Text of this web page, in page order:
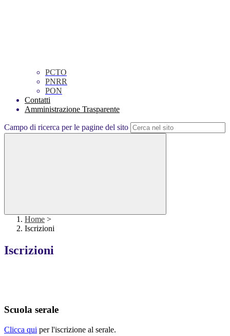
PCTO
PNRR
PON
Contatti
Amministrazione Trasparente
Campo di ricerca per le pagine del sito
Home >
Iscrizioni
Iscrizioni
Scuola serale
Clicca qui per l'iscrizione al serale.